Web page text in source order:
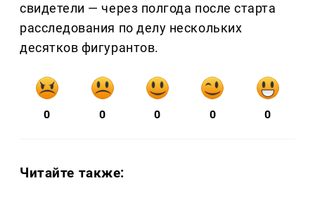
свидетели — через полгода после старта
расследования по делу нескольких
десятков фигурантов.
0 0 0 0 0
Читайте также: